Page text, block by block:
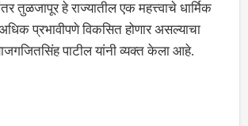
तुळजापूर हे राज्यातील एक महत्त्वाचे धार्मिक
प्रभावीपणे विकसित होणार असल्याचा
पाटील यांनी व्यक्त केला आहे.